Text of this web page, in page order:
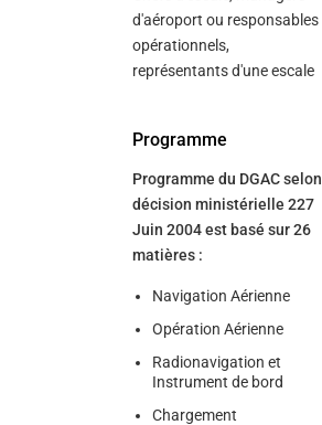
d'aéroport ou responsables
opérationnels,
représentants d'une escale
Programme
Programme du DGAC selon
décision ministérielle 227
Juin 2004 est basé sur 26
matières :
Navigation Aérienne
Opération Aérienne
Radionavigation et
Instrument de bord
Chargement